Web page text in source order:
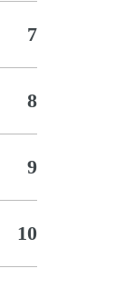
7
8
9
10